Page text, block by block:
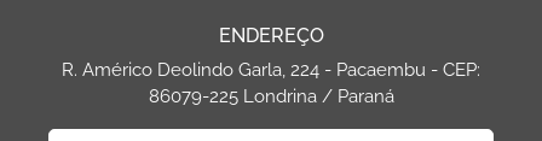
ENDEREÇO
R. Américo Deolindo Garla, 224 - Pacaembu - CEP:
86079-225 Londrina / Paraná